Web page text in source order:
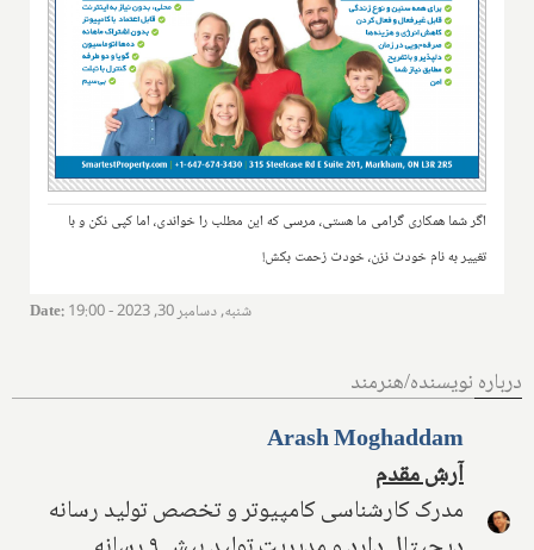
اگر شما همکاری گرامی ما هستی، مرسی که این مطلب را خواندی، اما کپی نکن و با
تغییر به نام خودت نزن، خودت زحمت بکش!
Date: شنبه, دسامبر 30, 2023 - 19:00
درباره نویسنده/هنرمند
Arash Moghaddam
آرش مقدم
مدرک کارشناسی کامپیوتر و تخصص تولید رسانه